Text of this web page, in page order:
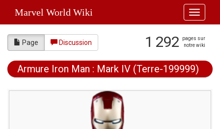
Toggle
Marvel World Wiki
Page Discussion 1 292
pages sur
notre wiki
Armure Iron Man : Mark IV (Terre-199999)